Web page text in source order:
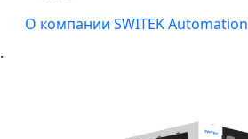
О компании SWITEK Automation
.